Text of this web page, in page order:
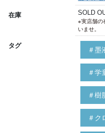
在庫 SOLD
※実店舗の
いませ。
タグ
＃墨
＃学
＃樹
＃ク